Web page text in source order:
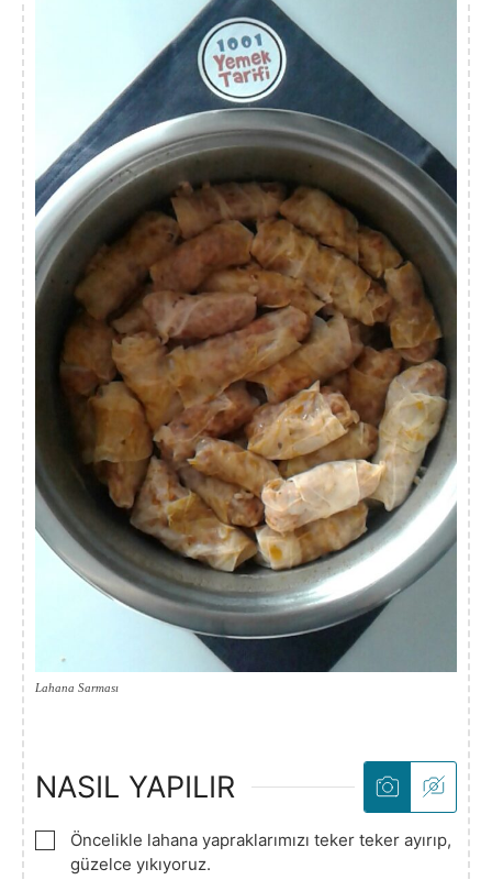
Lahana Sarması
NASIL YAPILIR
▢
Öncelikle lahana yapraklarımızı teker teker ayırıp,
güzelce yıkıyoruz.